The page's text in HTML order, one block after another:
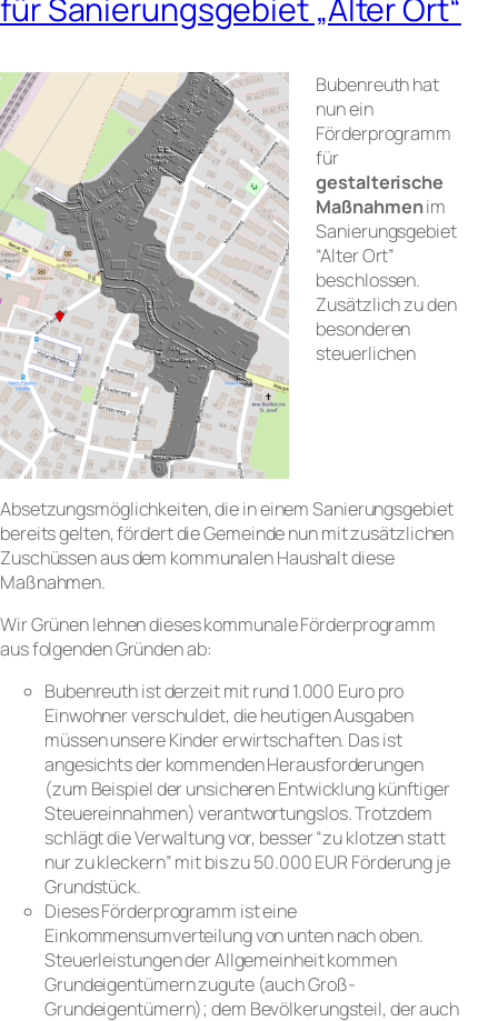
für Sanierungsgebiet „Alter Ort“
Bubenreuth hat
nun ein
Förderprogramm
für
gestalterische
Maßnahmenim
Sanierungsgebiet
“Alter Ort”
beschlossen.
Zusätzlich zu den
besonderen
steuerlichen
Absetzungsmöglichkeiten, die in einem Sanierungsgebiet
bereits gelten, fördert die Gemeinde nun mit zusätzlichen
Zuschüssen aus dem kommunalen Haushalt diese
Maßnahmen.
Wir Grünen lehnen dieses kommunale Förderprogramm
aus folgenden Gründen ab:
Bubenreuth ist derzeit mit rund 1.000 Euro pro
Einwohner verschuldet, die heutigen Ausgaben
müssen unsere Kinder erwirtschaften. Das ist
angesichts der kommenden Herausforderungen
(zum Beispiel der unsicheren Entwicklung künftiger
Steuereinnahmen) verantwortungslos. Trotzdem
schlägt die Verwaltung vor, besser “zu klotzen statt
nur zu kleckern” mit bis zu 50.000 EUR Förderung je
Grundstück.
Dieses Förderprogramm ist eine
Einkommensumverteilung von unten nach oben.
Steuerleistungen der Allgemeinheit kommen
Grundeigentümern zugute (auch Groß-
Grundeigentümern); dem Bevölkerungsteil, der auch